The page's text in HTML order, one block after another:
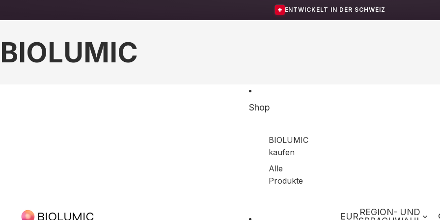
ENTWICKELT IN DER SCHWEIZ
BIOLUMIC
Shop
BIOLUMIC
kaufen
Alle
Produkte
EUR REGION- UND